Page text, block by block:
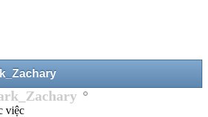
việc